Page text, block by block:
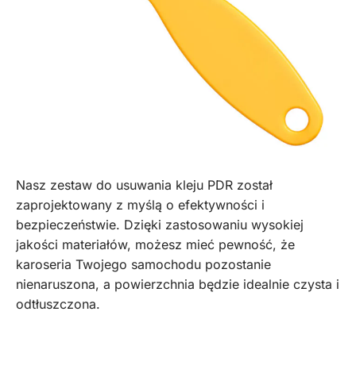
Nasz zestaw do usuwania kleju PDR został
zaprojektowany z myślą o efektywności i
bezpieczeństwie. Dzięki zastosowaniu wysokiej
jakości materiałów, możesz mieć pewność, że
karoseria Twojego samochodu pozostanie
nienaruszona, a powierzchnia będzie idealnie czysta i
odtłuszczona.